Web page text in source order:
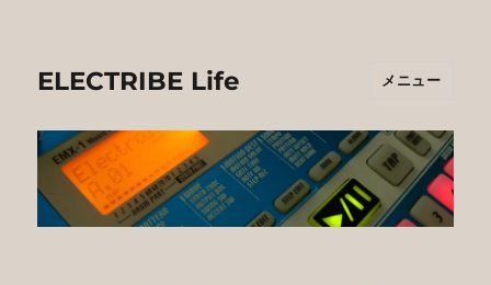
ELECTRIBE Life メニュー